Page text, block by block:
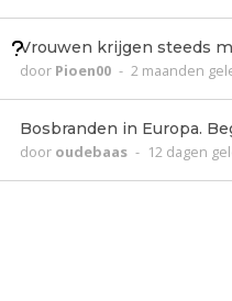
Vrouwen krijgen steeds
door Pioen00 - 2 maanden
Bosbranden in Europa.
door oudebaas - 12 dagen